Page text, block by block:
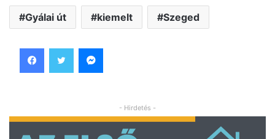
Gyálai út kiemelt Szeged
- Hirdetés -